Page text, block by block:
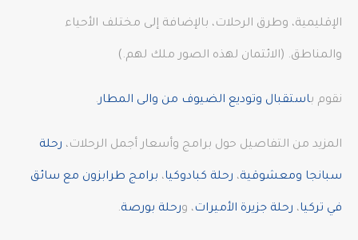
الإقليمية، وطرق الرحلات، بالإضافة إلى مختلف الأحياء
والمناطق. (الائتمان لهذه الصور ملك لهم.)
نقوم باستقبال وتوديع الضيوف من والى المطار.
المزيد من التفاصيل حول برامج وأسعار أجمل الرحلات، رحلة
سبانجا ومعشوقية، رحلة كبادوكيا، برامج طرابزون مع سائق
في تركيا، رحلة جزيرة الأميرات، ورحلة بورصة.